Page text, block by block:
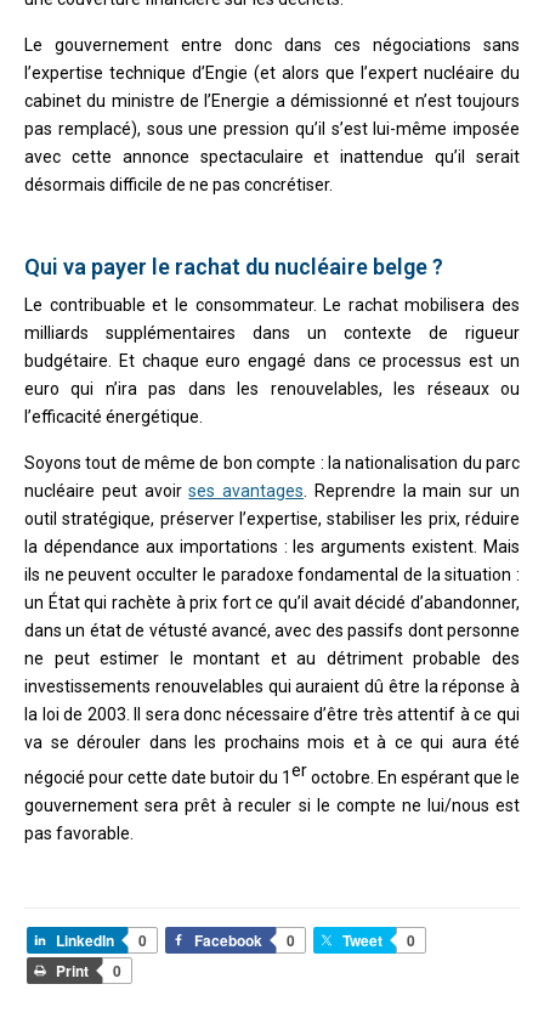
Le gouvernement entre donc dans ces négociations sans
l’expertise technique d’Engie (et alors que l’expert nucléaire du
cabinet du ministre de l’Energie a démissionné et n’est toujours
pas remplacé), sous une pression qu’il s’est lui-même imposée
avec cette annonce spectaculaire et inattendue qu’il serait
désormais difficile de ne pas concrétiser.
Qui va payer le rachat du nucléaire belge ?
Le contribuable et le consommateur. Le rachat mobilisera des
milliards supplémentaires dans un contexte de rigueur
budgétaire. Et chaque euro engagé dans ce processus est un
euro qui n’ira pas dans les renouvelables, les réseaux ou
l’efficacité énergétique.
Soyons tout de même de bon compte : la nationalisation du parc
nucléaire peut avoirses avantages . Reprendre la main sur un
outil stratégique, préserver l’expertise, stabiliser les prix, réduire
la dépendance aux importations : les arguments existent. Mais
ils ne peuvent occulter le paradoxe fondamental de la situation :
un État qui rachète à prix fort ce qu’il avait décidé d’abandonner,
dans un état de vétusté avancé, avec des passifs dont personne
ne peut estimer le montant et au détriment probable des
investissements renouvelables qui auraient dû être la réponse à
la loi de 2003. Il sera donc nécessaire d’être très attentif à ce qui
va se dérouler dans les prochains mois et à ce qui aura été
négocié pour cette date butoir du 1eroctobre. En espérant que le
gouvernement sera prêt à reculer si le compte ne lui/nous est
pas favorable.
LinkedIn 0 Facebook 0 Tweet
0
Print
0